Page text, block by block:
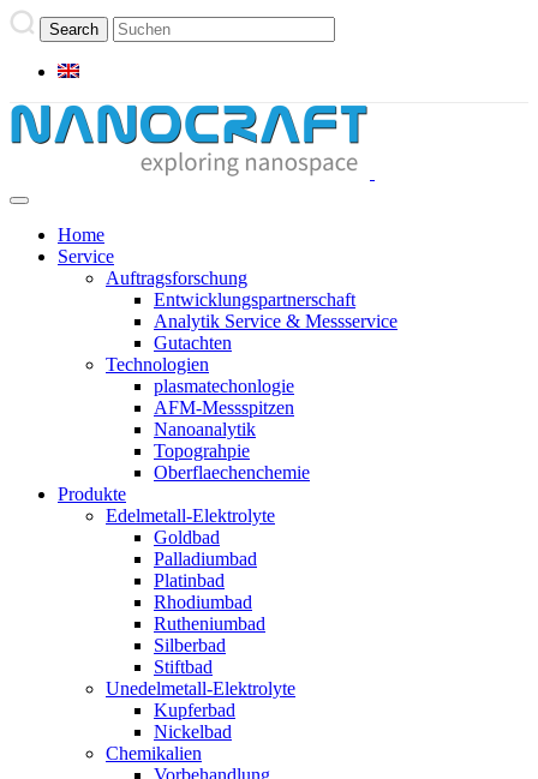
Home
Service
Auftragsforschung
Entwicklungspartnerschaft
Analytik Service & Messservice
Gutachten
Technologien
plasmatechonlogie
AFM-Messspitzen
Nanoanalytik
Topograhpie
Oberflaechenchemie
Produkte
Edelmetall-Elektrolyte
Goldbad
Palladiumbad
Platinbad
Rhodiumbad
Rutheniumbad
Silberbad
Stiftbad
Unedelmetall-Elektrolyte
Kupferbad
Nickelbad
Chemikalien
Vorbehandlung